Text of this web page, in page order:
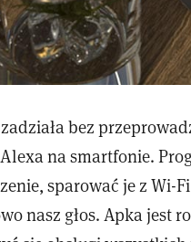
bez
na smartfonie.
sparować je z Wi-
nasz głos. Apka jest